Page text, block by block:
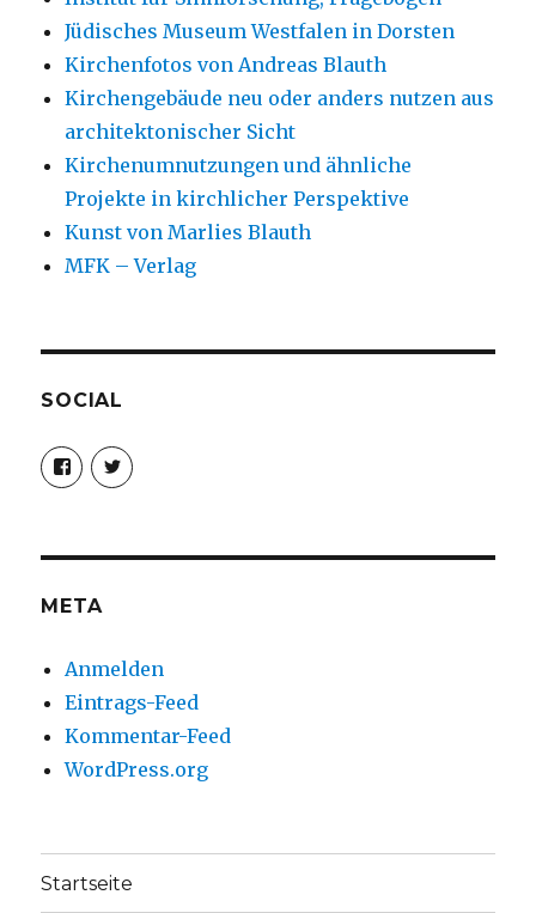
Jüdisches Museum Westfalen in Dorsten
Kirchenfotos von Andreas Blauth
Kirchengebäude neu oder anders nutzen aus
architektonischer Sicht
Kirchenumnutzungen und ähnliche
Projekte in kirchlicher Perspektive
Kunst von Marlies Blauth
MFK – Verlag
SOCIAL
Profil
von
christoph.fleischer1
anzeigen
Profil
von
anzeigen
META
Anmelden
Eintrags-Feed
Kommentar-Feed
WordPress.org
Startseite